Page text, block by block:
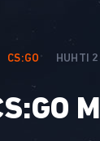
CS:GO HUHTI